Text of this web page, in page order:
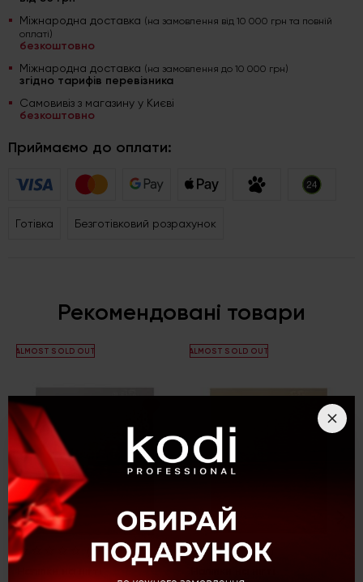
Міжнародна доставка (на замовлення від 10 000 грн та повній
оплаті)
безкоштовно
Міжнародна доставка (на замовлення до 10 000 грн)
згідно тарифів перевізника
Самовивіз з магазину у Києві
безкоштовно
Приймаємо до оплати:
Готівка Безготівковий розрахунок
Рекомендовані товари
ALMOST SOLD OUT ALMOST SOLD OUT
(0)